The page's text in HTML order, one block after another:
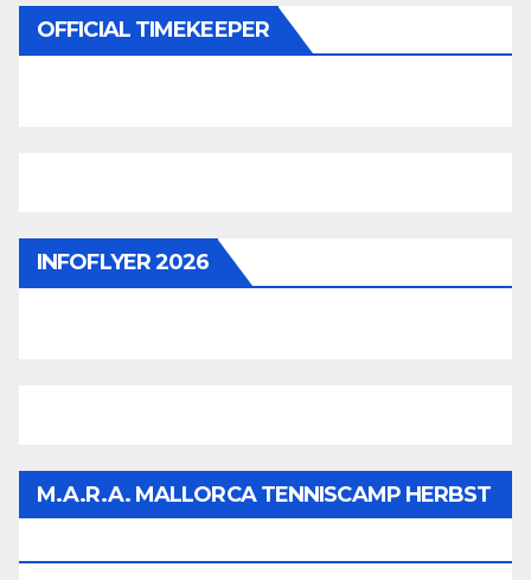
OFFICIAL TIMEKEEPER
INFOFLYER 2026
M.A.R.A. MALLORCA TENNISCAMP HERBST